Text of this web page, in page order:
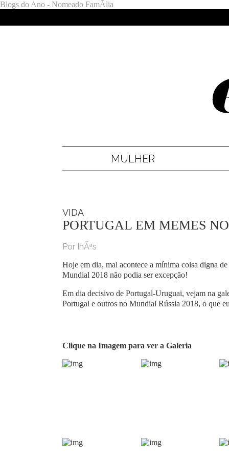
Blogs do Ano - Nomeado FamÃ­lia
MULHER
VIDA
PORTUGAL EM MEMES
Por InÃªs
Hoje em dia, mal acontece a mínima coisa digna
Mundial 2018 não podia ser excepção!
Em dia decisivo de Portugal-Uruguai, vejam na
Portugal e outros no Mundial Rússia 2018, o que
Clique na Imagem para ver a Galeria